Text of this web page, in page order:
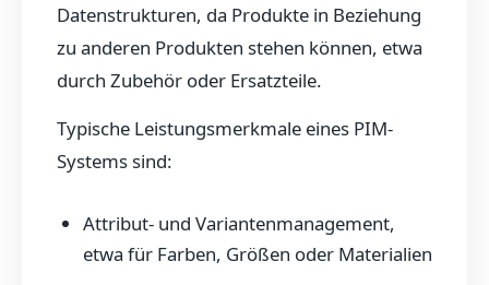
Datenstrukturen, da Produkte in Beziehung
zu anderen Produkten stehen können, etwa
durch Zubehör oder Ersatzteile.
Typische Leistungsmerkmale eines PIM-
Systems sind:
Attribut- und Variantenmanagement,
etwa für Farben, Größen oder Materialien